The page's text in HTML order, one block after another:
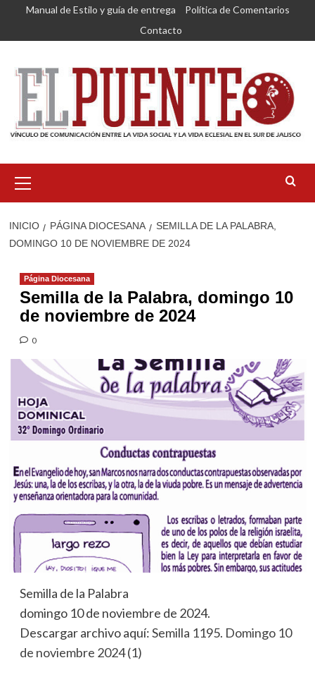
Saltar
contenido
Manual de Estilo y guía de entrega
Política de Comentarios
Contacto
primario
INICIO PÁGINA DIOCESANA
SEMILLA DE LA PALABRA,
DOMINGO 10 DE NOVIEMBRE DE 2024
Página Diocesana
Semilla de la Palabra, domingo 10
de noviembre de 2024
0
Semilla de la Palabra
domingo 10 de noviembre de 2024.
Descargar archivo aquí:Semilla 1195. Domingo 10
de noviembre 2024 (1)